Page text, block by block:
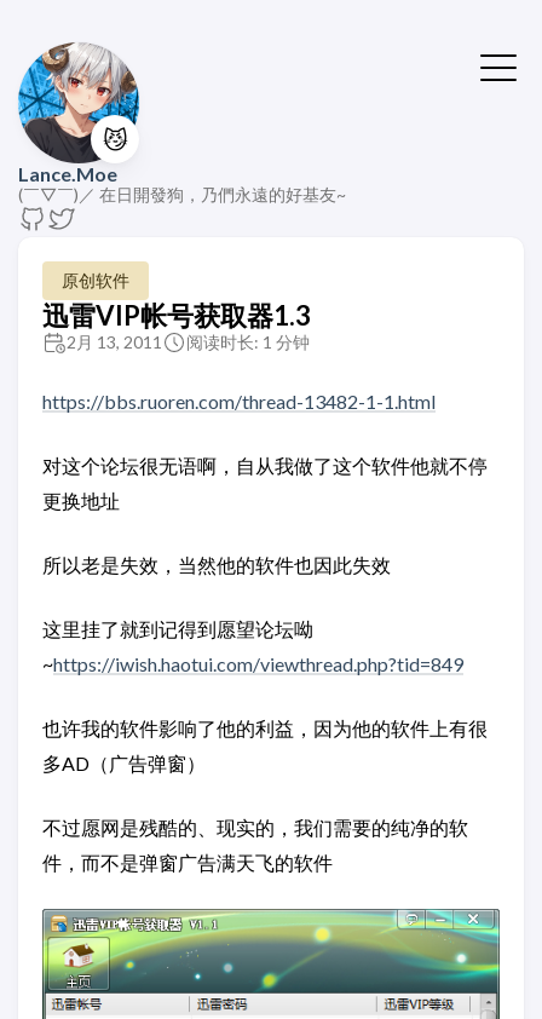
😼
Lance.Moe
(￣▽￣)／ 在日開發狗，乃們永遠的好基友~
原创软件
迅雷VIP帐号获取器1.3
2月 13, 2011 阅读时长: 1 分钟
https://bbs.ruoren.com/thread-13482-1-1.html
对这个论坛很无语啊，自从我做了这个软件他就不停
更换地址
所以老是失效，当然他的软件也因此失效
这里挂了就到记得到愿望论坛呦
~https://iwish.haotui.com/viewthread.php?tid=849
也许我的软件影响了他的利益，因为他的软件上有很
多AD（广告弹窗）
不过愿网是残酷的、现实的，我们需要的纯净的软
件，而不是弹窗广告满天飞的软件